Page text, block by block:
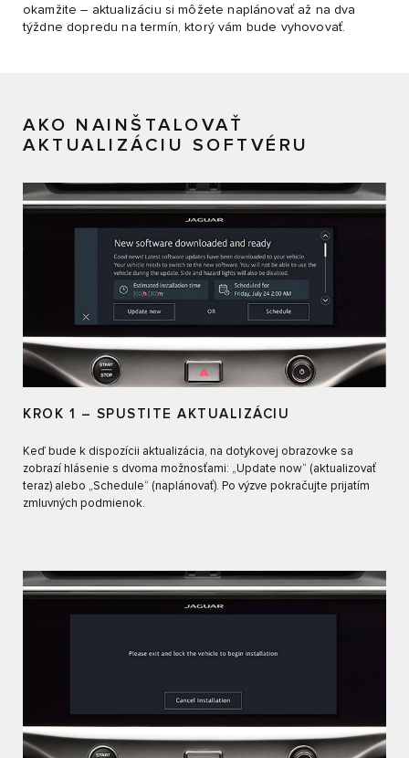
okamžite – aktualizáciu si môžete naplánovať až na dva
týždne dopredu na termín, ktorý vám bude vyhovovať.
AKO NAINŠTALOVAŤ
AKTUALIZÁCIU SOFTVÉRU
KROK 1 – SPUSTITE AKTUALIZÁCIU
Keď bude k dispozícii aktualizácia, na dotykovej obrazovke sa
zobrazí hlásenie s dvoma možnosťami: „Update now“ (aktualizovať
teraz) alebo „Schedule“ (naplánovať). Po výzve pokračujte prijatím
zmluvných podmienok.